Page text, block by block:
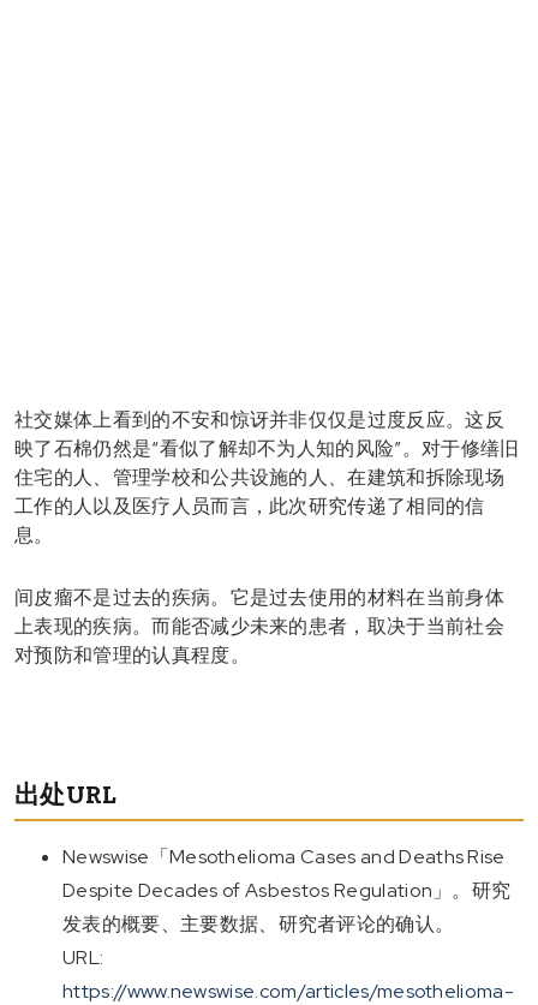
社交媒体上看到的不安和惊讶并非仅仅是过度反应。这反
映了石棉仍然是“看似了解却不为人知的风险”。对于修缮旧
住宅的人、管理学校和公共设施的人、在建筑和拆除现场
工作的人以及医疗人员而言，此次研究传递了相同的信
息。
间皮瘤不是过去的疾病。它是过去使用的材料在当前身体
上表现的疾病。而能否减少未来的患者，取决于当前社会
对预防和管理的认真程度。
出处URL
Newswise「Mesothelioma Cases and Deaths Rise
Despite Decades of Asbestos Regulation」。研究
发表的概要、主要数据、研究者评论的确认。
URL:
https://www.newswise.com/articles/mesothelioma-